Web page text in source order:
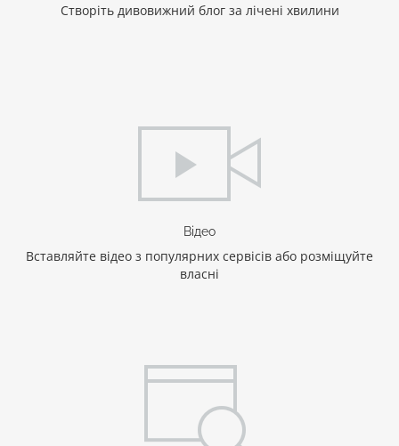
Створіть дивовижний блог за лічені хвилини
Відео
Вставляйте відео з популярних сервісів або розміщуйте
власні